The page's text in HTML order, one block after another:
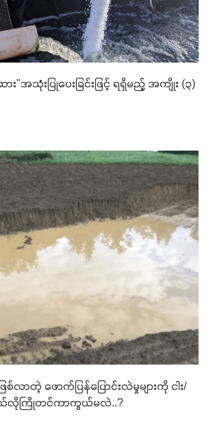
ား"အသုံးပြုပေးခြင်းဖြင့် ရရှိမည့် အကျိုး (၃)
ာတဲ့ ဖောက်ပြန်ပြောင်းလဲမှုများကို ငါး/
လိုကြိုတင်ကာကွယ်မလဲ..?